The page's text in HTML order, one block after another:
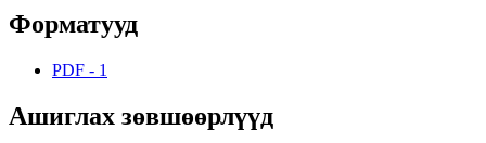
Форматууд
PDF - 1
Ашиглах зөвшөөрлүүд